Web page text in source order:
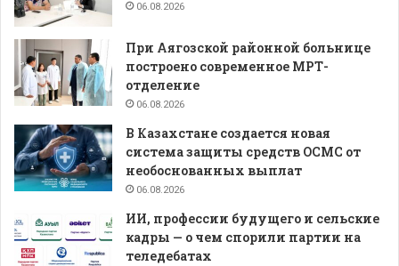
06.08.2026
При Аягозской районной больнице
построено современное МРТ-
отделение
06.08.2026
В Казахстане создается новая
система защиты средств ОСМС от
необоснованных выплат
06.08.2026
ИИ, профессии будущего и сельские
кадры — о чем спорили партии на
теледебатах